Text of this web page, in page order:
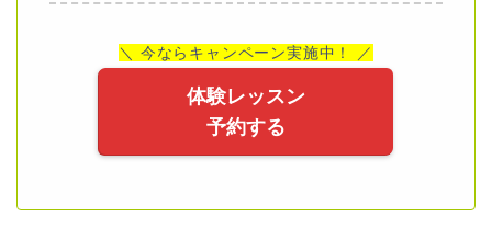
＼ 今ならキャンペーン実施中！ ／
体験レッスン
予約する